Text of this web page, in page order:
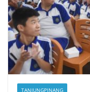
TANJUNGPINANG